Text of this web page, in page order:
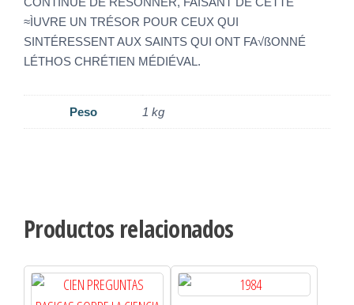
≈ÌUVRE UN TRÉSOR POUR CEUX QUI
SINTÉRESSENT AUX SAINTS QUI ONT FA√ßONNÉ
LÉTHOS CHRÉTIEN MÉDIÉVAL.
Peso 1 kg
Productos relacionados